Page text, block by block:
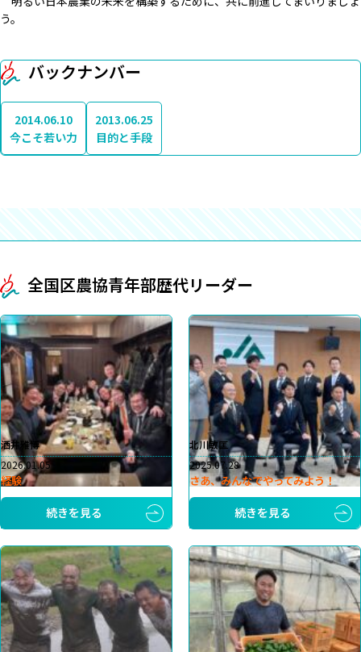
う。
バックナンバー
2014.06.10
今こそ若い力
2013.06.25
目的と手段
全国区農協青年部歴代リーダー
洒井雅博
2026.01.05
経験
続きを見る
北川敏匡
2025.07.28
さあ、みんなでやってみよう！
続きを見る